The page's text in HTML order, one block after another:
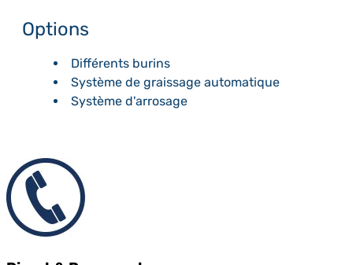
Options
Différents burins
Système de graissage automatique
Système d'arrosage